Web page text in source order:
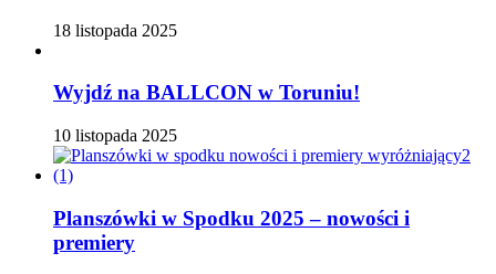
18 listopada 2025
Wyjdź na BALLCON w Toruniu!
10 listopada 2025
Planszówki w Spodku 2025 – nowości i
premiery